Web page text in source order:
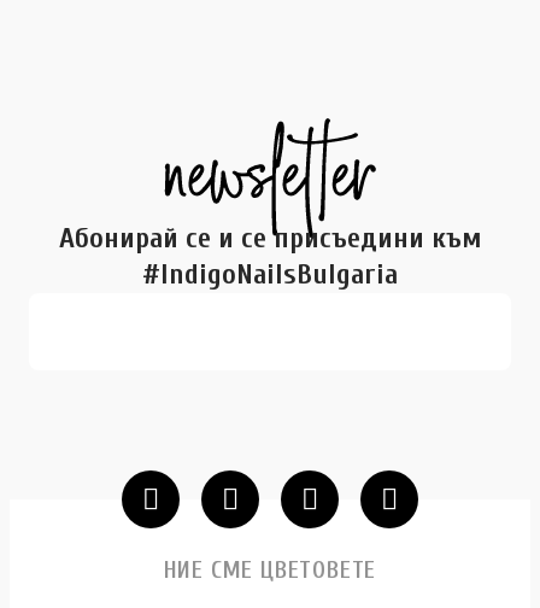
Абонирай се и се присъедини към
#IndigoNailsBulgaria
НИЕ СМЕ ЦВЕТОВЕТЕ